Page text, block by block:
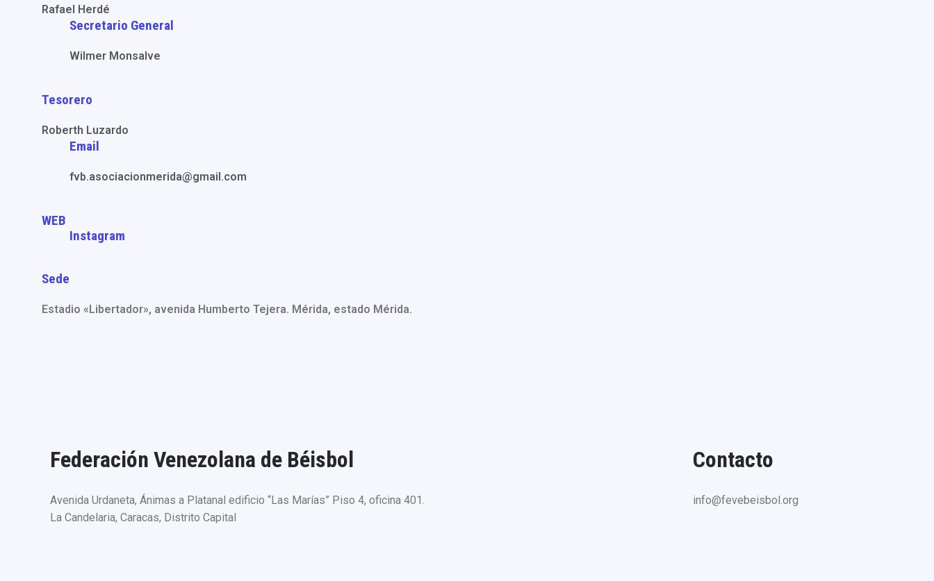
Rafael Herdé
Secretario General
Wilmer Monsalve
Tesorero
Roberth Luzardo
Email
fvb.asociacionmerida@gmail.com
WEB
Instagram
Sede
Estadio «Libertador», avenida Humberto Tejera. Mérida, estado Mérida.
Federación Venezolana de Béisbol
Avenida Urdaneta, Ánimas a Platanal edificio “Las Marías” Piso 4, oficina 401.
La Candelaria, Caracas, Distrito Capital
Contacto
info@fevebeisbol.org